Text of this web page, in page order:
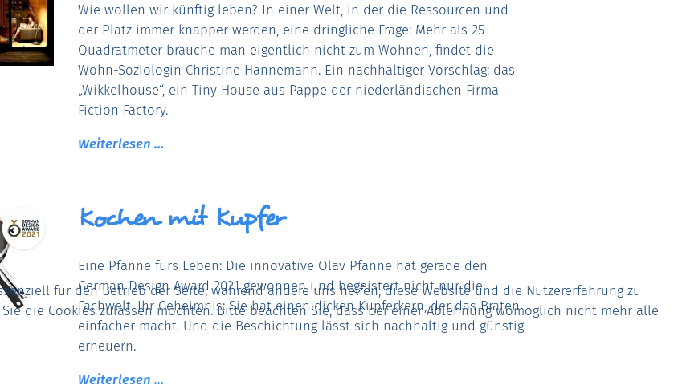
Wie wollen wir künftig leben? In einer Welt, in der die Ressourcen und
der Platz immer knapper werden, eine dringliche Frage: Mehr als 25
Quadratmeter brauche man eigentlich nicht zum Wohnen, findet die
Wohn-Soziologin Christine Hannemann. Ein nachhaltiger Vorschlag: das
„Wikkelhouse“, ein Tiny House aus Pappe der niederländischen Firma
Fiction Factory.
Weiterlesen …
Kochen mit Kupfer
Eine Pfanne fürs Leben: Die innovative Olav Pfanne hat gerade den
German Design Award 2021 gewonnen und begeistert nicht nur die
Fachwelt. Ihr Geheimnis: Sie hat einen dicken Kupferkern, der das Braten
einfacher macht. Und die Beschichtung lässt sich nachhaltig und günstig
erneuern.
Weiterlesen …
für den Betrieb der Seite, während andere uns helfen, diese Website und die Nutzererfahrung zu
die Cookies zulassen möchten. Bitte beachten Sie, dass bei einer Ablehnung womöglich nicht mehr alle